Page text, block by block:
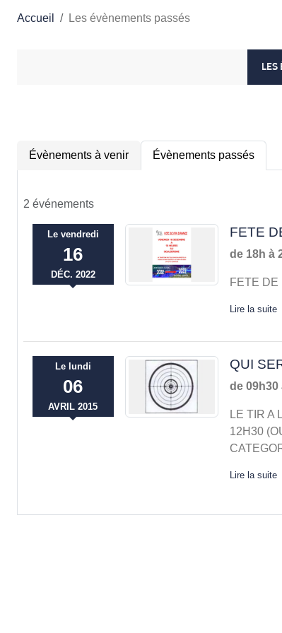
Accueil Les évènements passés
LES
Évènements à venir Évènements passés
2 événements
Le vendredi
16
DÉC. 2022
FETE
de 18h à
FETE DE
Lire la suite
Le lundi
06
AVRIL 2015
QUI
de 09h30
LE TIR A
12H30
Lire la suite